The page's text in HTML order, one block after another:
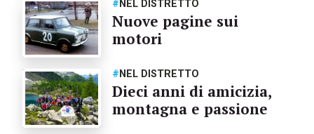
# NEL DISTRETTO
Nuove pagine sui
motori
# NEL DISTRETTO
Dieci anni di amicizia,
montagna e passione